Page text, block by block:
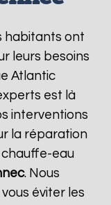
habitants ont
leurs besoins
Atlantic
est là
interventions
la réparation
chauffe-eau
. Nous
éviter les